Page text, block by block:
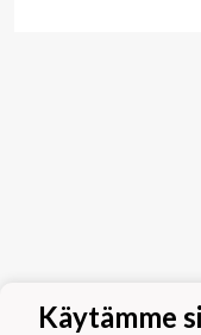
Käytämme